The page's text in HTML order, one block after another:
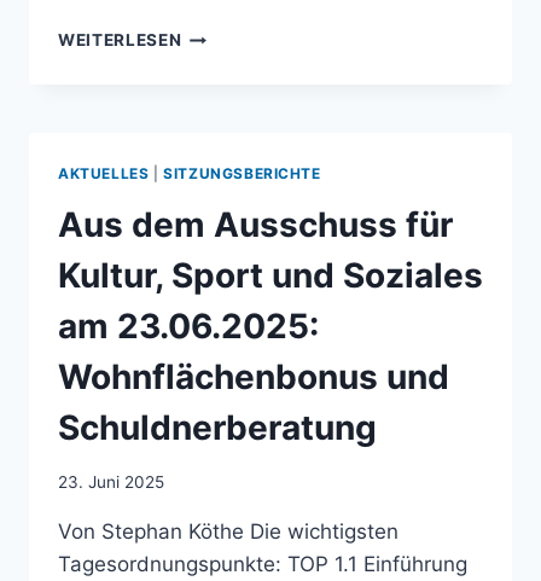
WEITERLESEN WENN
JETZT
INNERHALB
DER
STADT
UMZIEHST,
SCHENKT
DIR
DIE
STADT
ESSLINGEN
–
EINFACH
AKTUELLES |SITZUNGSBERICHTE
Aus dem Ausschuss für
Kultur, Sport und Soziales
am 23.06.2025:
Wohnflächenbonus und
Schuldnerberatung
23. Juni 2025
Von Stephan Köthe Die wichtigsten
Tagesordnungspunkte: TOP 1.1 Einführung